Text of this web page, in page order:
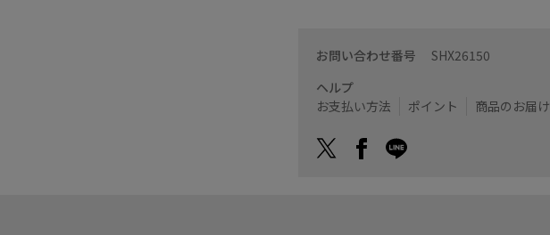
お問い合わせ番号 SHX26150
ヘルプ
お支払い方法
ポイント 商品のお届け